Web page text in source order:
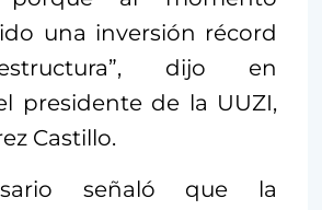
una inversión récord
dijo en
presidente de la UUZI,
Castillo.
señaló que la